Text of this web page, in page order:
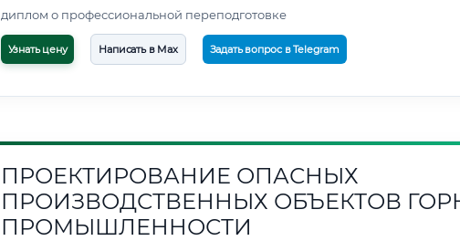
диплом о профессиональной переподготовке
Узнать цену Написать в Max Задать вопрос в Telegram
ПРОЕКТИРОВАНИЕ ОПАСНЫХ
ПРОИЗВОДСТВЕННЫХ ОБЪЕКТОВ
ПРОМЫШЛЕННОСТИ